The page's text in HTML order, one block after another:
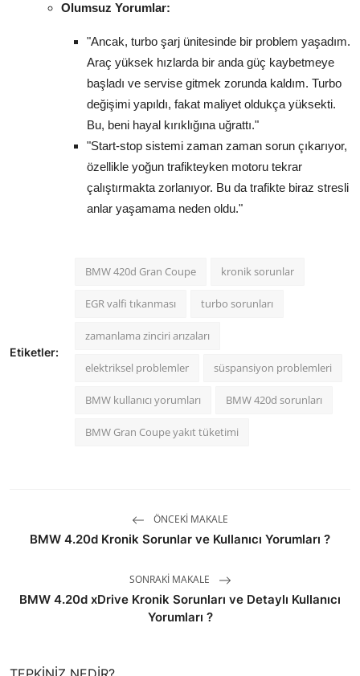
Olumsuz Yorumlar:
"Ancak, turbo şarj ünitesinde bir problem yaşadım.
Araç yüksek hızlarda bir anda güç kaybetmeye
başladı ve servise gitmek zorunda kaldım. Turbo
değişimi yapıldı, fakat maliyet oldukça yüksekti.
Bu, beni hayal kırıklığına uğrattı."
"Start-stop sistemi zaman zaman sorun çıkarıyor,
özellikle yoğun trafikteyken motoru tekrar
çalıştırmakta zorlanıyor. Bu da trafikte biraz stresli
anlar yaşamama neden oldu."
Etiketler:
BMW 420d Gran Coupe kronik sorunlar
EGR valfi tıkanması turbo sorunları
zamanlama zinciri arızaları
elektriksel problemler süspansiyon problemleri
BMW kullanıcı yorumları BMW 420d sorunları
BMW Gran Coupe yakıt tüketimi
ÖNCEKI MAKALE
BMW 4.20d Kronik Sorunlar ve Kullanıcı Yorumları ?
SONRAKI MAKALE
BMW 4.20d xDrive Kronik Sorunları ve Detaylı Kullanıcı
Yorumları ?